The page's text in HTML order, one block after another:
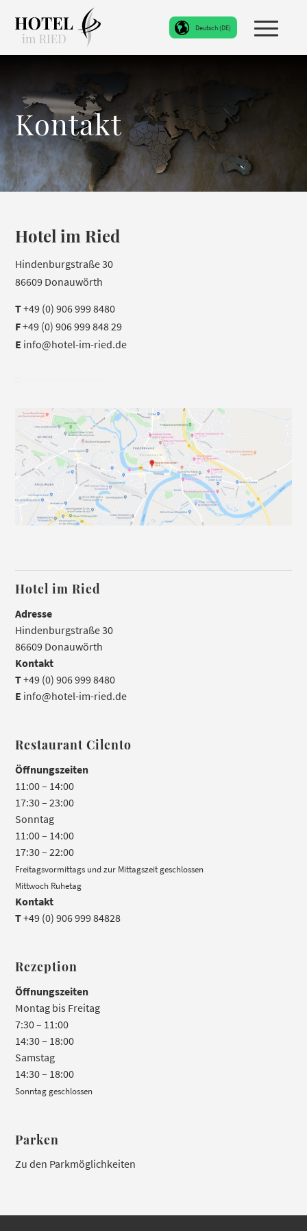
Kontakt
Hotel im Ried
Hindenburgstraße 30
86609 Donauwörth
T+49 (0) 906 999 8480
F+49 (0) 906 999 848 29
E info@hotel-im-ried.de
Hotel im Ried
Adresse
Hindenburgstraße 30
86609 Donauwörth
Kontakt
T+49 (0) 906 999 8480
E info@hotel-im-ried.de
Restaurant Cilento
Öffnungszeiten
11:00 – 14:00
17:30 – 23:00
Sonntag
11:00 – 14:00
17:30 – 22:00
Freitagsvormittags und zur Mittagszeit geschlossen
Mittwoch Ruhetag
Kontakt
T+49 (0) 906 999 84828
Rezeption
Öffnungszeiten
Montag bis Freitag
7:30 – 11:00
14:30 – 18:00
Samstag
14:30 – 18:00
Sonntag geschlossen
Parken
Zu den Parkmöglichkeiten